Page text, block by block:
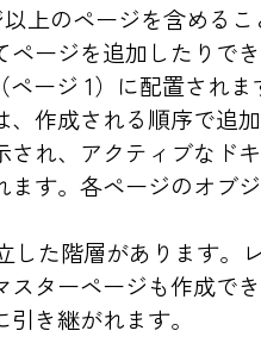
上のページを含める
ージを追加したりで
ージ 1）に配置されま
作成される順序で追加
れ、アクティブなド
す。各ページのオブ
た階層があります。
ターページも作成で
き継がれます。